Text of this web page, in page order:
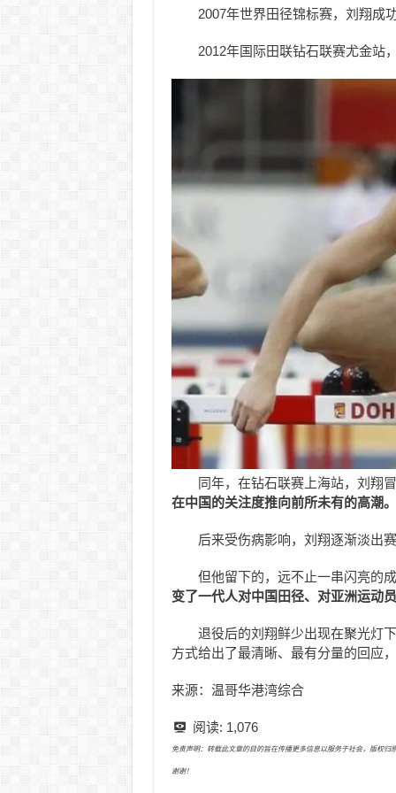
2007年世界田径锦标赛，刘翔成
2012年国际田联钻石联赛尤金站
同年，在钻石联赛上海站，刘翔
在中国的关注度推向前所未有的高潮。
后来受伤病影响，刘翔逐渐淡出
但他留下的，远不止一串闪亮的
变了一代人对中国田径、对亚洲运动
退役后的刘翔鲜少出现在聚光灯
方式给出了最清晰、最有分量的回应，
来源：温哥华港湾综合
阅读: 1,076
免责声明：转载此文章的目的旨在传播更多信息以服务于社会，版权
谢谢！